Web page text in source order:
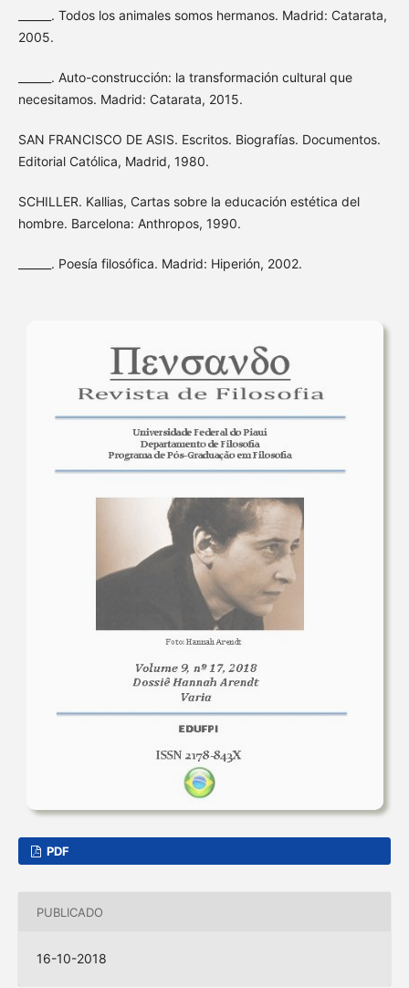
______. Todos los animales somos hermanos. Madrid: Catarata,
2005.
______. Auto-construcción: la transformación cultural que
necesitamos. Madrid: Catarata, 2015.
SAN FRANCISCO DE ASIS. Escritos. Biografías. Documentos.
Editorial Católica, Madrid, 1980.
SCHILLER. Kallias, Cartas sobre la educación estética del
hombre. Barcelona: Anthropos, 1990.
______. Poesía filosófica. Madrid: Hiperión, 2002.
PDF
PUBLICADO
16-10-2018